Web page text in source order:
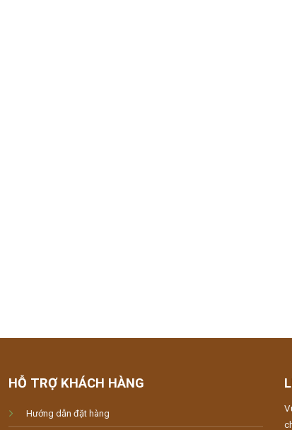
HỖ TRỢ KHÁCH HÀNG
Hướng dẫn đặt hàng